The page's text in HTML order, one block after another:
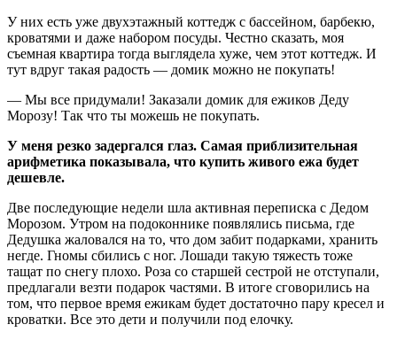
У них есть уже двухэтажный коттедж с бассейном, барбекю,
кроватями и даже набором посуды. Честно сказать, моя
съемная квартира тогда выглядела хуже, чем этот коттедж. И
тут вдруг такая радость — домик можно не покупать!
— Мы все придумали! Заказали домик для ежиков Деду
Морозу! Так что ты можешь не покупать.
У меня резко задергался глаз. Самая приблизительная
арифметика показывала, что купить живого ежа будет
дешевле.
Две последующие недели шла активная переписка с Дедом
Морозом. Утром на подоконнике появлялись письма, где
Дедушка жаловался на то, что дом забит подарками, хранить
негде. Гномы сбились с ног. Лошади такую тяжесть тоже
тащат по снегу плохо. Роза со старшей сестрой не отступали,
предлагали везти подарок частями. В итоге сговорились на
том, что первое время ежикам будет достаточно пару кресел и
кроватки. Все это дети и получили под елочку.